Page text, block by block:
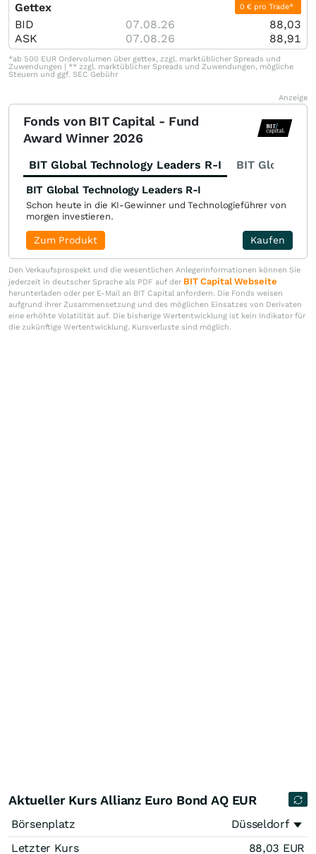
Gettex 0 € pro Trade*
BID 07.08.26
88,03
ASK
07.08.26 88,91
*ab 500 EUR Ordervolumen über gettex, zzgl. marktüblicher Spreads und
Zuwendungen | ** zzgl. marktüblicher Spreads und Zuwendungen, mögliche
Steuern und ggf. SEC Gebühr
Anzeige
Fonds von BIT Capital - Fund
Award Winner 2026
BIT Global Technology Leaders R-I BIT Global
BIT Global Technology Leaders R-I
Schon heute in die KI-Gewinner und Technologieführer von
morgen investieren.
Kaufen
Zum Produkt
Den Verkaufsprospekt und die wesentlichen Anlegerinformationen können Sie
jederzeit in deutscher Sprache als PDF auf der BIT Capital Webseite
herunterladen oder per E-Mail an BIT Capital anfordern. Die Fonds weisen
aufgrund ihrer Zusammensetzung und des möglichen Einsatzes von Derivaten
eine erhöhte Volatilität auf. Die bisherige Wertentwicklung ist kein Indikator für
die zukünftige Wertentwicklung. Kursverluste sind möglich.
Aktueller Kurs Allianz Euro Bond AQ EUR
Börsenplatz
Düsseldorf
Letzter Kurs
88,03 EUR